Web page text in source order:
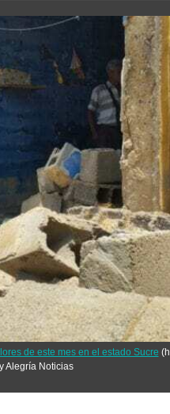
de este mes en el estado Sucre
Alegría Noticias